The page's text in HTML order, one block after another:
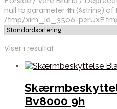
null to parameter #1 ($string)
/tmp/xim_id_3506-
Viser 1 resultat
Bv8000 9h